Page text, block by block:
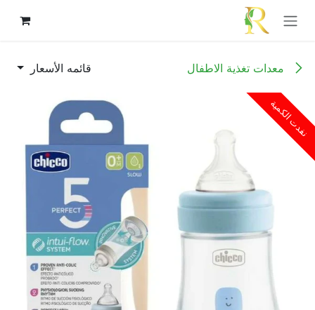
تخطي للذهاب إلى المحتوى
معدات تغذية الاطفال قائمه الأسعار
نفدت الكمية